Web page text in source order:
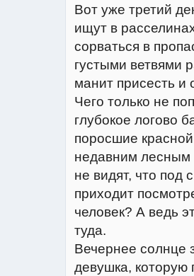
Вот уже третий
ищут в
сорваться в
густыми ветвями
манит присесть и
Чего только не
глубокое логово
поросшие
недавним
не видят, что под
приходит
человек? А ведь
туда.
Вечернее солнце
девушка, которую